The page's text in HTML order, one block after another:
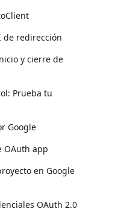
de redirección
y cierre de
Prueba tu
Google
OAuth app
en Google
OAuth 2.0